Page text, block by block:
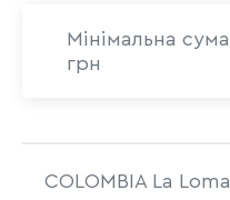
Мінімальна
грн
COLOMBIA La